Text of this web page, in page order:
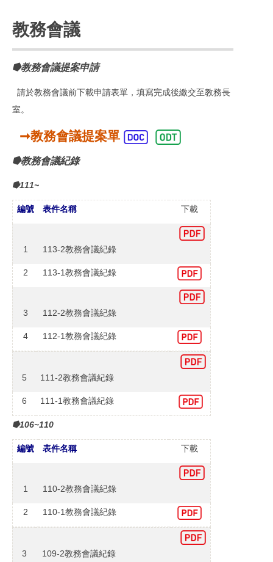
教務會議
⭓教務會議提案申請
請於教務會議前下載申請表單，填寫完成後繳交至教務長
室。
➞教務會議提案單
⭓教務會議紀錄
⭓111~
編號 表件名稱 下載
1 113-2教務會議紀錄
2 113-1教務會議紀錄
3 112-2教務會議紀錄
4 112-1教務會議紀錄
5 111-2教務會議紀錄
6 111-1教務會議紀錄
⭓106~110
編號 表件名稱 下載
1 110-2教務會議紀錄
2 110-1教務會議紀錄
3 109-2教務會議紀錄